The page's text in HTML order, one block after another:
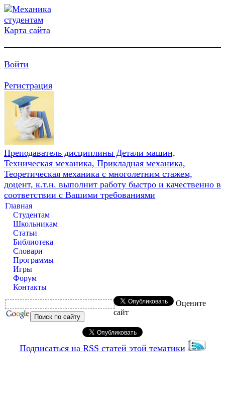
Карта сайта
Войти
Регистрация
Преподаватель дисциплины Детали машин,
Техническая механика, Прикладная механика,
Теоретическая механика с многолетним стажем,
доцент, к.т.н. выполнит работу быстро и качественно в
соответствии с Вашими требованиями
Главная
Студентам
Школьникам
Статьи
Библиотека
Словари
Программы
Игры
Форум
Контакты
Оцените
сайт
Подписаться на RSS статей этой тематики